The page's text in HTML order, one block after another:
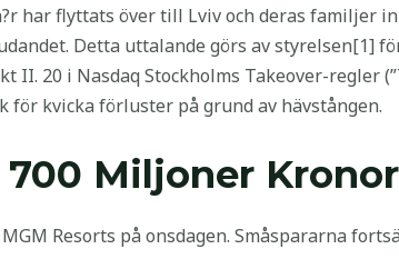
har flyttats över till Lviv och deras familjer
Detta uttalande görs av styrelsen[1] för
II. 20 i Nasdaq Stockholms Takeover-regler
för kvicka förluster på grund av hävstången.
Miljoner Kronor
Resorts på onsdagen. Småspararna